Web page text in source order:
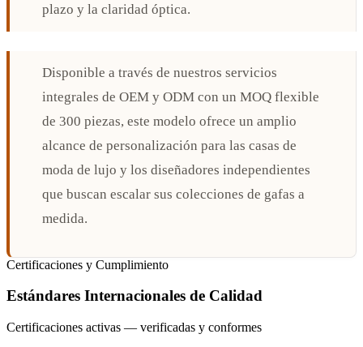
plazo y la claridad óptica.
Disponible a través de nuestros servicios
integrales de OEM y ODM con un MOQ flexible
de 300 piezas, este modelo ofrece un amplio
alcance de personalización para las casas de
moda de lujo y los diseñadores independientes
que buscan escalar sus colecciones de gafas a
medida.
Certificaciones y Cumplimiento
Estándares Internacionales de Calidad
Certificaciones activas — verificadas y conformes